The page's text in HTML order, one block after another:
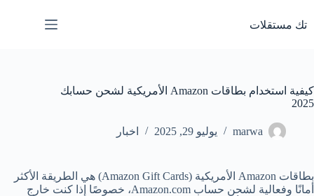
إلى
المحتوى
تك مستقلات
كيفية استخدام بطاقات Amazon الأمريكية لشحن حسابك
2025
marwa يوليو 29, 2025 اخبار
بطاقات Amazon الأمريكية (Amazon Gift Cards) هي الطريقة الأكثر
أمانًا وفعالية لشحن حساب Amazon.com، خصوصًا إذا كنت خارج